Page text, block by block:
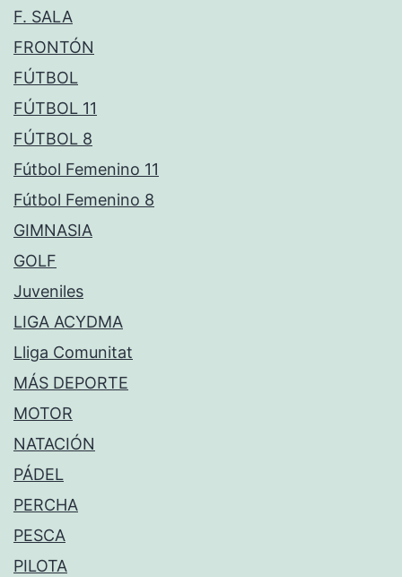
F. SALA
FRONTÓN
FÚTBOL
FÚTBOL 11
FÚTBOL 8
Fútbol Femenino 11
Fútbol Femenino 8
GIMNASIA
GOLF
Juveniles
LIGA ACYDMA
Lliga Comunitat
MÁS DEPORTE
MOTOR
NATACIÓN
PÁDEL
PERCHA
PESCA
PILOTA